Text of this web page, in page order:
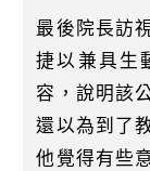
最後院長訪
捷以兼具生
容，說明該
還以為到了
他覺得有些